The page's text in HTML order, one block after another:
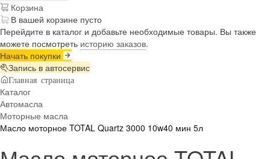
Корзина
В вашей корзине пусто
Перейдите в каталог и добавьте необходимые товары. Вы также
можете посмотреть историю заказов.
Начать покупки
Запись в автосервис
Главная страница
Каталог
Автомасла
Моторные масла
Масло моторное TOTAL Quartz 3000 10w40 мин 5л